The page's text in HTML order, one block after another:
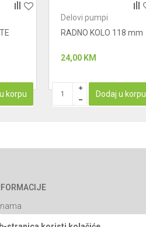
korpu
Delovi pumpi
RADNO KOLO 118 mm
24,00 KM
Dodaj u korpu